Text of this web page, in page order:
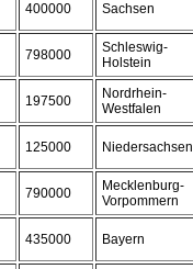
400000 Sachsen
798000
Schleswig-
Holstein
197500
Nordrhein-
Westfalen
125000 Niedersachsen
790000
Mecklenburg-
Vorpommern
435000 Bayern